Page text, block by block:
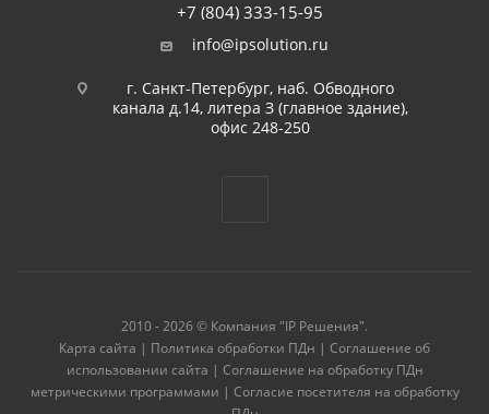
+7 (804) 333-15-95
info@ipsolution.ru
г. Санкт-Петербург, наб. Обводного
канала д.14, литера З (главное здание),
офис 248-250
2010 - 2026 © Компания "IP Решения".
Карта сайта | Политика обработки ПДн | Соглашение об
использовании сайта | Соглашение на обработку ПДн
метрическими программами | Согласие посетителя на обработку